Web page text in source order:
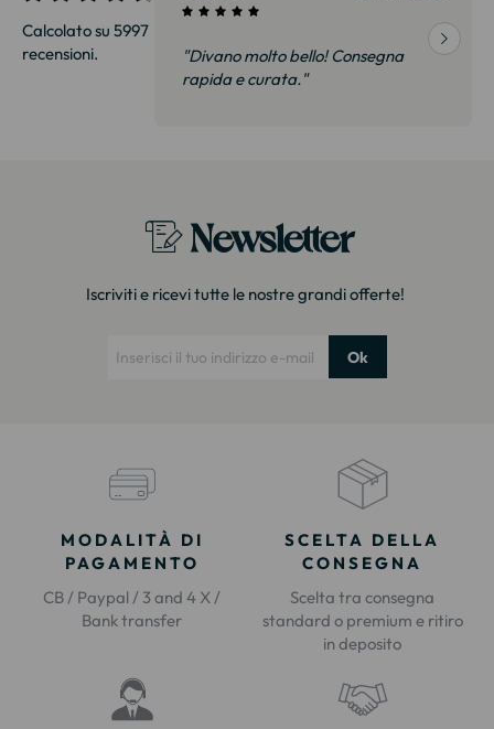
Calcolato su 5997
recensioni.
"Divano molto bello! Consegna
rapida e curata."
Newsletter
Iscriviti e ricevi tutte le nostre grandi offerte!
Ok
MODALITÀ DI
PAGAMENTO
CB / Paypal / 3 and 4 X /
Bank transfer
SCELTA DELLA
CONSEGNA
Scelta tra consegna
standard o premium e ritiro
in deposito